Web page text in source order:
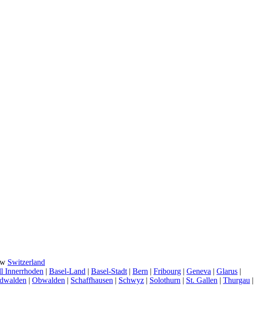
Switzerland
Innerrhoden | Basel-Land | Basel-Stadt | Bern | Fribourg | Geneva | Glarus |
| Obwalden | Schaffhausen | Schwyz | Solothurn | St. Gallen | Thurgau |